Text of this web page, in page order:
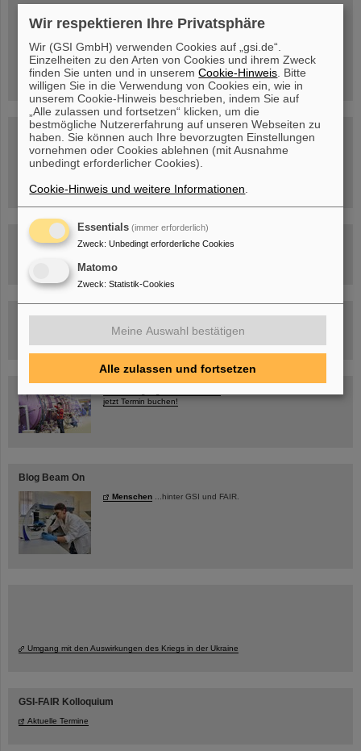
Warum existiert nicht einfach nichts?
Hannah Elfner,
GSI/FAIR/Goethe-Universität
Anmeldung und weitere Informationen
SCIENCE POP-UP
geöffnet Di – Fr,
12 – 17 Uhr
Sa, 11.07.26, 10:30-16:00 Uhr
Innenstadt Darmstadt
FAIR-Trailer: Der Weg der Teilchen durch die
Beschleunigeranlage
Rundflug über die FAIR-Baustelle
jetzt Termin buchen!
Blog Beam On
Menschen ...hinter GSI und FAIR.
Umgang mit den Auswirkungen des Kriegs in der Ukraine
GSI-FAIR Kolloquium
Aktuelle Termine
Wir respektieren Ihre Privatsphäre
Wir (GSI GmbH) verwenden Cookies auf „gsi.de“.
Einzelheiten zu den Arten von Cookies und ihrem Zweck
finden Sie unten und in unseremCookie-Hinweis . Bitte
willigen Sie in die Verwendung von Cookies ein, wie in
unserem Cookie-Hinweis beschrieben, indem Sie auf
„Alle zulassen und fortsetzen“ klicken, um die
bestmögliche Nutzererfahrung auf unseren Webseiten zu
haben. Sie können auch Ihre bevorzugten Einstellungen
vornehmen oder Cookies ablehnen (mit Ausnahme
unbedingt erforderlicher Cookies).
Cookie-Hinweis und weitere Informationen
Essentials (immer erforderlich)
Zweck: Unbedingt erforderliche Cookies
Matomo
Zweck: Statistik-Cookies
Meine Auswahl bestätigen
Alle zulassen und fortsetzen